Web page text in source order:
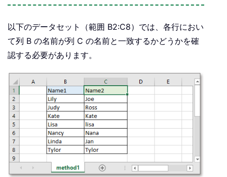
以下のデータセット（範囲 B2:C8）では、各行におい
て列 B の名前が列 C の名前と一致するかどうかを確
認する必要があります。